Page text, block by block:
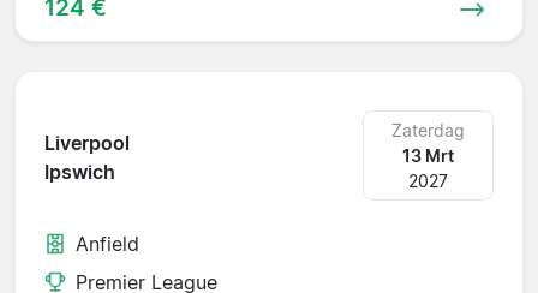
124 €
Liverpool
Ipswich
Zaterdag
13 Mrt
2027
Anfield
Premier League